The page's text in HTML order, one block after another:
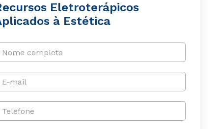
Eletroterápicos
à Estética
Nome completo
E-mail
Telefone